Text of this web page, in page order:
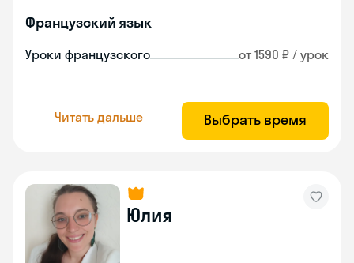
Французский язык
Уроки французского от 1590 ₽ / урок
Читать дальше Выбрать время
Юлия